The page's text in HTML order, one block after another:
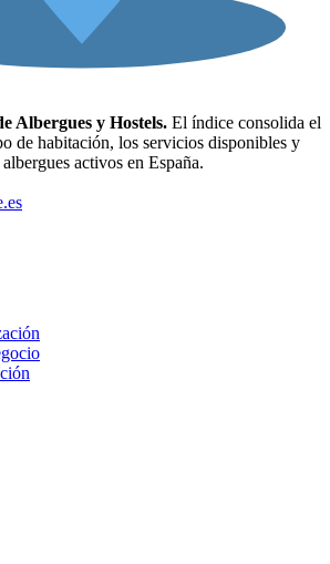
Albergues y Hostels. El índice consolida el
de habitación, los servicios disponibles y
activos en España.